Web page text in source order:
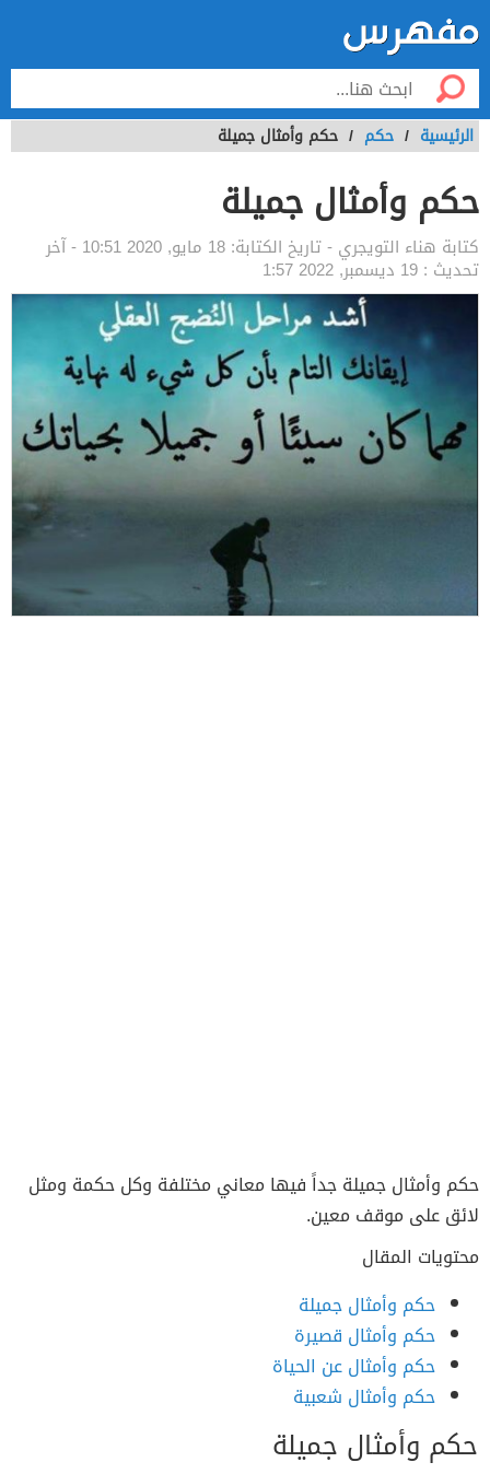
الرئيسية / حكم / حكم وأمثال جميلة
حكم وأمثال جميلة
كتابة هناء التويجري - تاريخ الكتابة: 18 مايو, 2020 10:51 - آخر
تحديث : 19 ديسمبر, 2022 1:57
حكم وأمثال جميلة جداً فيها معاني مختلفة وكل حكمة ومثل
لائق على موقف معين.
محتويات المقال
حكم وأمثال جميلة
حكم وأمثال قصيرة
حكم وأمثال عن الحياة
حكم وأمثال شعبية
حكم وأمثال جميلة